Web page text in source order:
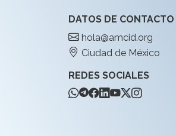
DATOS DE CONTACTO
hola@amcid.org
Ciudad de México
REDES SOCIALES